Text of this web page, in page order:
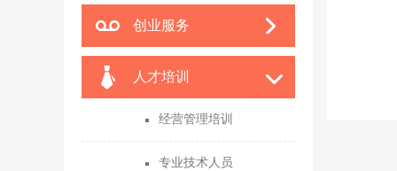
创业服务
人才培训
经营管理培训
专业技术人员